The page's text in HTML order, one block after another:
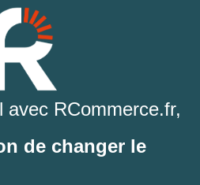
avec RCommerce.fr,
de changer le